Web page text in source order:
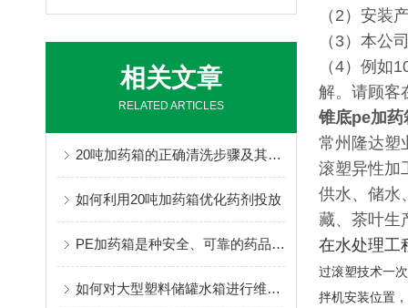
相关文章
RELATED ARTICLES
20吨加药箱的正确清洗步骤及其注意事项分享
如何利用20吨加药箱优化药剂投放
PE加药箱是种安全、可靠的药品储存与管理解决方案
如何对大型塑料储罐水箱进行维护保养
（2）安装
（3）本公
（4）例如
解。请顾客
锥底pe加药
常州隆达塑
滚塑异性加
供水、储水
藏、茶叶生
在水处理工
过滚塑技术一
拌机安装位置